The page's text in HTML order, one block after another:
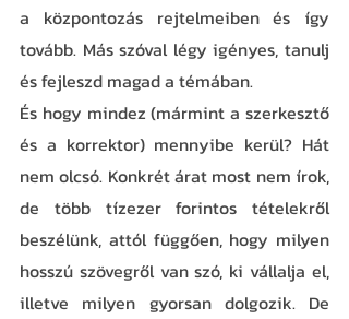
a központozás rejtelmeiben és így
tovább. Más szóval légy igényes, tanulj
és fejleszd magad a témában.
És hogy mindez (mármint a szerkesztő
és a korrektor) mennyibe kerül? Hát
nem olcsó. Konkrét árat most nem írok,
de több tízezer forintos tételekről
beszélünk, attól függően, hogy milyen
hosszú szövegről van szó, ki vállalja el,
illetve milyen gyorsan dolgozik. De